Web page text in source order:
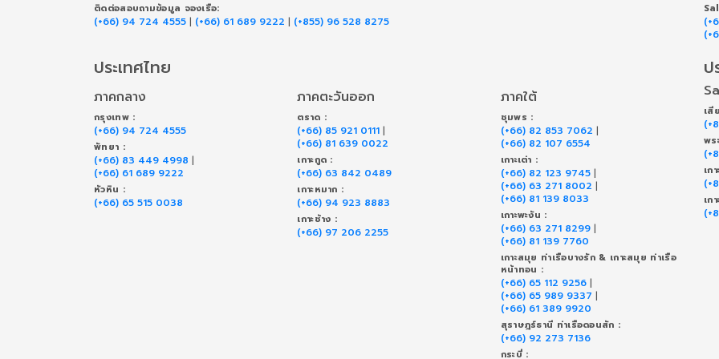
ติดต่อสอบถามข้อมูล จองเรือ:
(+66) 94 724 4555 | (+66) 61 689 9222 | (+855) 96 528 8275
ประเทศไทย
ภาคกลาง
กรุงเทพ :
(+66) 94 724 4555
พัทยา :
(+66) 83 449 4998 |
(+66) 61 689 9222
หัวหิน :
(+66) 65 515 0038
ภาคตะวันออก
ตราด :
(+66) 85 921 0111 |
(+66) 81 639 0022
เกาะกูด :
(+66) 63 842 0489
เกาะหมาก :
(+66) 94 923 8883
เกาะช้าง :
(+66) 97 206 2255
ภาคใต้
ชุมพร :
(+66) 82 853 7062 |
(+66) 82 107 6554
เกาะเต่า :
(+66) 82 123 9745|
(+66) 63 271 8002 |
(+66) 81 139 8033
เกาะพะงัน :
(+66) 63 271 8299|
(+66) 81 139 7760
เกาะสมุย ท่าเรือบางรัก & เกาะสมุย ท่าเรือ
หน้าทอน :
(+66) 65 112 9256|
(+66) 65 989 9337 |
(+66) 61 389 9920
สุราษฎร์ธานี ท่าเรือดอนสัก :
(+66) 92 273 7136
กระบี่ :
ป
เสี
พร
เก
เก